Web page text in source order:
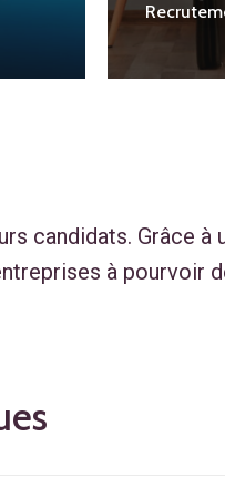
candidats. Grâce à
à pourvoir